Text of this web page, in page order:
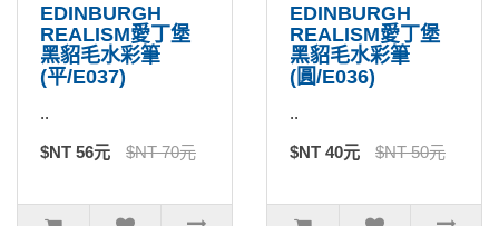
EDINBURGH
REALISM愛丁堡
黑貂毛水彩筆
(平/E037)
..
$NT 56元 $NT 70元
EDINBURGH
REALISM愛丁堡
黑貂毛水彩筆
(圓/E036)
..
$NT 40元 $NT 50元